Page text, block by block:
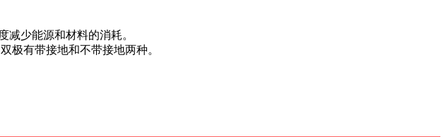
少能源和材料的消耗。
极有带接地和不带接地两种。